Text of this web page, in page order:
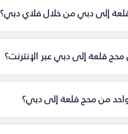
إلى دبي من خلال فلاي دبي؟
قلعة إلى دبي عبر الإنترنت؟
من محج قلعة إلى دبي؟